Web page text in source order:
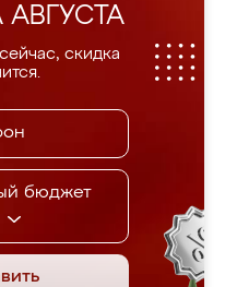
скидка
бюджет